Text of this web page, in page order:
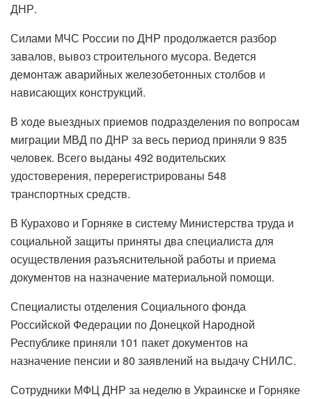
ДНР.
Силами МЧС России по ДНР продолжается разбор
завалов, вывоз строительного мусора. Ведется
демонтаж аварийных железобетонных столбов и
нависающих конструкций.
В ходе выездных приемов подразделения по вопросам
миграции МВД по ДНР за весь период приняли 9 835
человек. Всего выданы 492 водительских
удостоверения, перерегистрированы 548
транспортных средств.
В Курахово и Горняке в систему Министерства труда и
социальной защиты приняты два специалиста для
осуществления разъяснительной работы и приема
документов на назначение материальной помощи.
Специалисты отделения Социального фонда
Российской Федерации по Донецкой Народной
Республике приняли 101 пакет документов на
назначение пенсии и 80 заявлений на выдачу СНИЛС.
Сотрудники МФЦ ДНР за неделю в Украинске и Горняке